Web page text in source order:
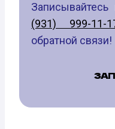
(931) 999-11-
обратной связи!